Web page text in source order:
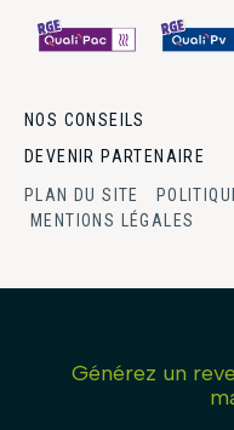
NOS CONSEILS
DEVENIR PARTENAIRE
PLAN DU SITE
MENTIONS LÉGALES
Générez un